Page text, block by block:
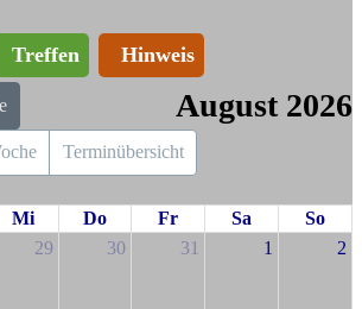
Treffen Hinweis
August 2026
Terminübersicht
Mi Do Fr Sa
So
29 30 31 1 2